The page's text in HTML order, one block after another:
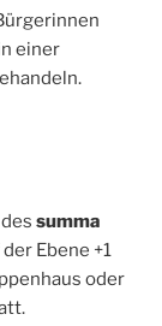
einer
summa
Ebene +1
oder